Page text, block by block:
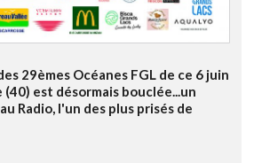
29èmes Océanes FGL de ce 6 juin
(40) est désormais bouclée...un
Radio, l'un des plus prisés de